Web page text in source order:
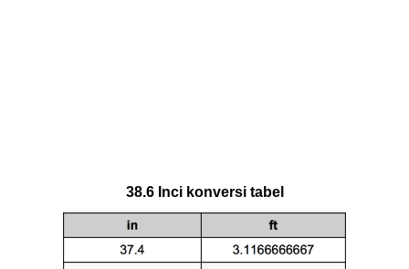
38.6 Inci konversi tabel